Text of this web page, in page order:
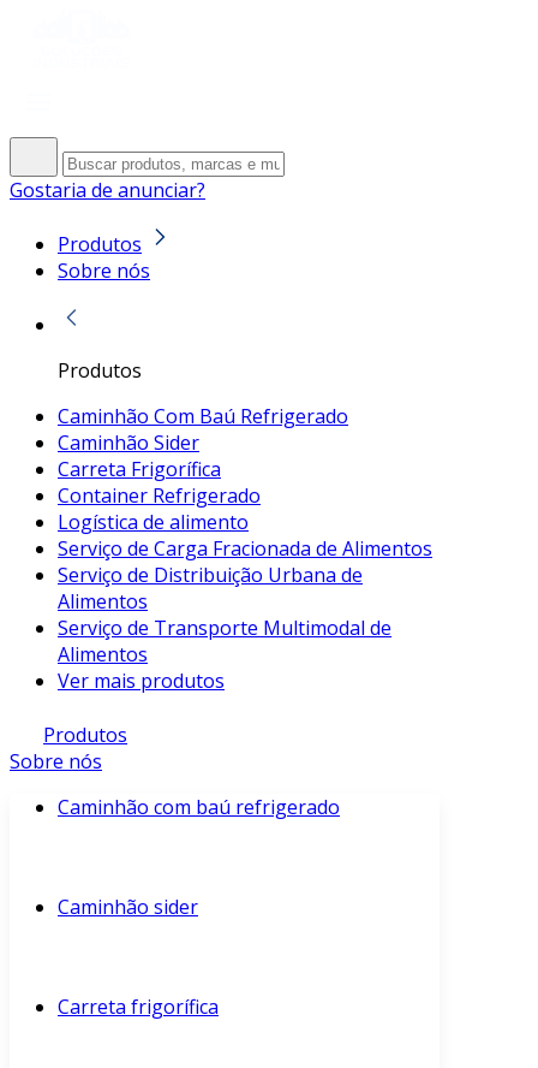
Gostaria de anunciar?
Produtos
Sobre nós
Produtos
Caminhão Com Baú Refrigerado
Caminhão Sider
Carreta Frigorífica
Container Refrigerado
Logística de alimento
Serviço de Carga Fracionada de Alimentos
Serviço de Distribuição Urbana de
Alimentos
Serviço de Transporte Multimodal de
Alimentos
Ver mais produtos
Produtos
Sobre nós
Caminhão com baú refrigerado
Caminhão sider
Carreta frigorífica